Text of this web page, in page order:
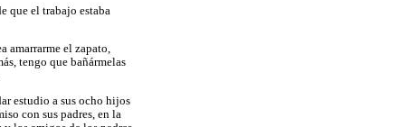
que el trabajo estaba
amarrarme el zapato,
tengo que bañármelas
estudio a sus ocho hijos
con sus padres, en la